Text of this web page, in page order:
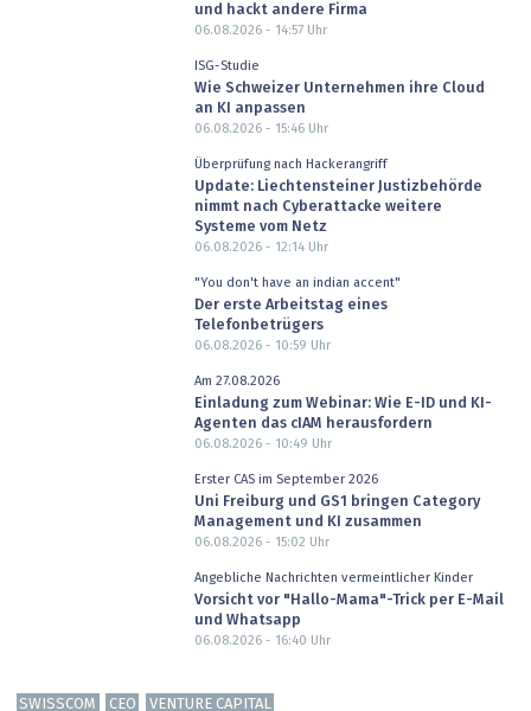
und hackt andere Firma
06.08.2026 - 14:57Uhr
ISG-Studie
Wie Schweizer Unternehmen ihre Cloud
an KI anpassen
06.08.2026 - 15:46Uhr
Überprüfung nach Hackerangriff
Update: Liechtensteiner Justizbehörde
nimmt nach Cyberattacke weitere
Systeme vom Netz
06.08.2026 - 12:14Uhr
"You don't have an indian accent"
Der erste Arbeitstag eines
Telefonbetrügers
06.08.2026 - 10:59 Uhr
Am 27.08.2026
Einladung zum Webinar: Wie E-ID und KI-
Agenten das cIAM herausfordern
06.08.2026 - 10:49 Uhr
Erster CAS im September 2026
Uni Freiburg und GS1 bringen Category
Management und KI zusammen
06.08.2026 - 15:02 Uhr
Angebliche Nachrichten vermeintlicher Kinder
Vorsicht vor "Hallo-Mama"-Trick per E-Mail
und Whatsapp
06.08.2026 - 16:40 Uhr
SWISSCOM CEO VENTURE CAPITAL